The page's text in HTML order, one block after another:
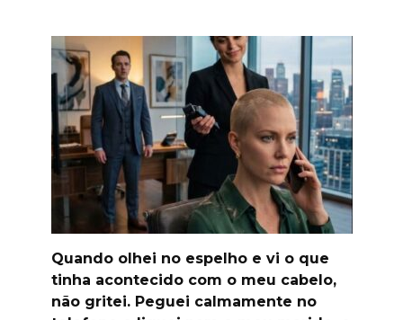
Quando olhei no espelho e vi o que
tinha acontecido com o meu cabelo,
não gritei. Peguei calmamente no